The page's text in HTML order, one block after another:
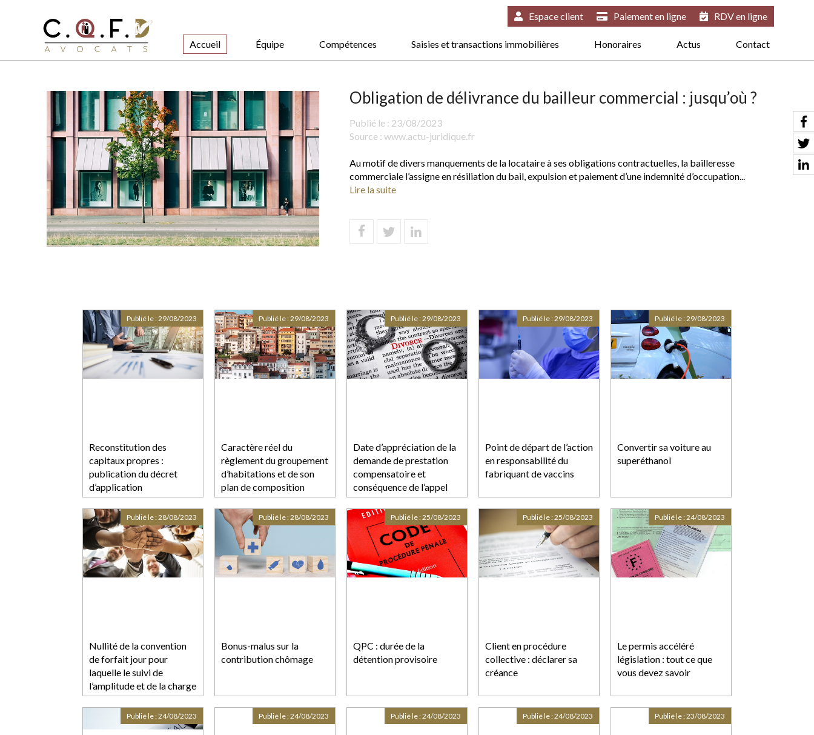
Accueil Équipe Compétences Saisies et transactions immobilières Honoraires Actus Contact
Espace client Paiement en ligne RDV en ligne
Obligation de délivrance du bailleur commercial : jusqu’où ?
Publié le : 23/08/2023
Source : www.actu-juridique.fr
Au motif de divers manquements de la locataire à ses obligations contractuelles, la bailleresse
commerciale l’assigne en résiliation du bail, expulsion et paiement d’une indemnité d’occupation...
Lire la suite
Reconstitution des
capitaux propres :
publication du décret
d’application
Publié le :29/08/2023
Caractère réel du
règlement du groupement
d’habitations et de son
plan de composition
Publié le :29/08/2023
Date d’appréciation de la
demande de prestation
compensatoire et
conséquence de l’appel
formé contre le jugement
de divorce
Publié le :29/08/2023
Point de départ de l’action
en responsabilité du
fabriquant de vaccins
Publié le :29/08/2023
Convertir sa voiture au
superéthanol
Publié le :29/08/2023
Nullité de la convention
de forfait jour pour
laquelle le suivi de
l’amplitude et de la charge
de travail n’est pas assuré
de manière effective
Publié le :28/08/2023
Bonus-malus sur la
contribution chômage
Publié le :28/08/2023
QPC : durée de la
détention provisoire
Publié le :25/08/2023
Client en procédure
collective : déclarer sa
créance
Publié le :25/08/2023
Le permis accéléré
législation : tout ce que
vous devez savoir
Publié le :24/08/2023
Publié le :24/08/2023 Publié le :24/08/2023 Publié le :24/08/2023 Publié le :24/08/2023 Publié le :23/08/2023